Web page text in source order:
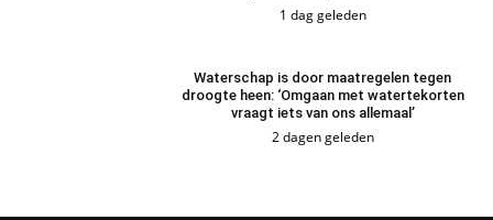
1 dag geleden
Waterschap is door maatregelen tegen
droogte heen: ‘Omgaan met watertekorten
vraagt iets van ons allemaal’
2 dagen geleden